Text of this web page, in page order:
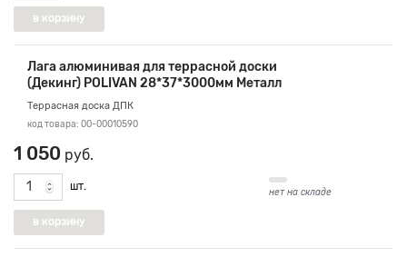
Лага алюминивая для террасной доски
(Декинг) POLIVAN 28*37*3000мм Металл
Террасная доска ДПК
код товара: 00-00010590
1 050 руб.
шт. нет на складе